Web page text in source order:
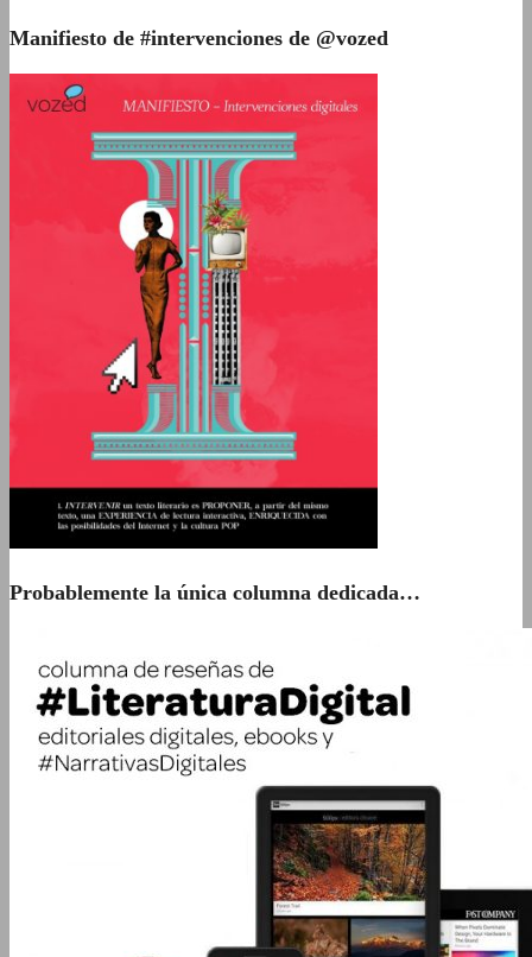
Manifiesto de #intervenciones de @vozed
Probablemente la única columna dedicada…